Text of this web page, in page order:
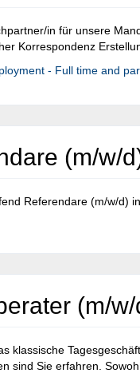
in für unsere
Korrespondenz
- Full time and
(m/w/
Referendare (m/w/d)
(m/
klassische
sind Sie erfahren.